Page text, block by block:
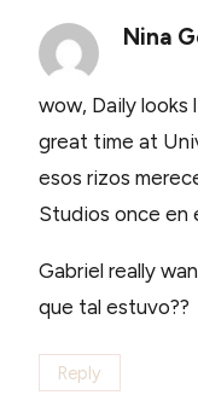
Nina
wow, Daily looks
great time at
esos rizos
Studios once en
Gabriel really
que tal estuvo??
Reply